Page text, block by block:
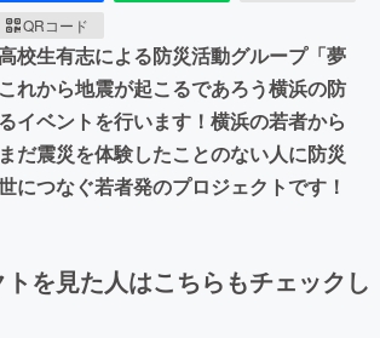
QRコード
校生有志による防災活動グループ「夢
れから地震が起こるであろう横浜の防
イベントを行います！横浜の若者から
だ震災を体験したことのない人に防災
につなぐ若者発のプロジェクトです！
を見た人はこちらもチェックし